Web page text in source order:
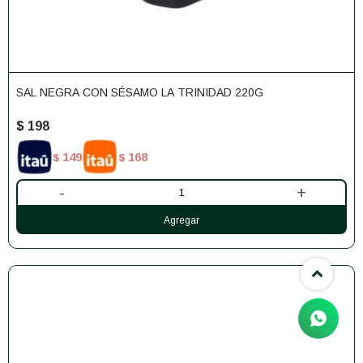
SAL NEGRA CON SÉSAMO LA TRINIDAD 220G
$ 198
$ 149 $ 168
- +